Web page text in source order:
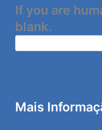
If you are
blank.
Mais